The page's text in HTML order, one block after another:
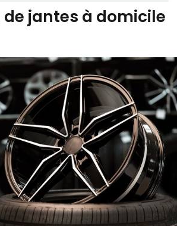
jantes à domicile